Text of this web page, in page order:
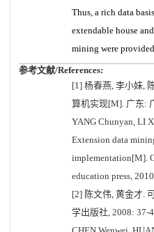
Thus, a rich data
extendable house
mining were
参考文献/References:
[1] 杨春燕, 李小妹,
算机实现[M]. 广东:
YANG Chunyan, LI
Extension data
implementation[M].
education press,
[2] 陈文伟, 黄金才.
学出版社, 2008: 37-